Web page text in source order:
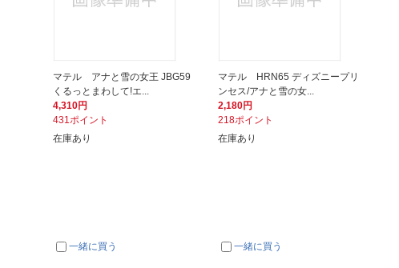
マテル アナと雪の女王 JBG59
くるっとまわして!エ...
4,310円
431ポイント
在庫あり
一緒に買う
マテル HRN65 ディズニープリ
ンセス/アナと雪の女...
2,180円
218ポイント
在庫あり
一緒に買う